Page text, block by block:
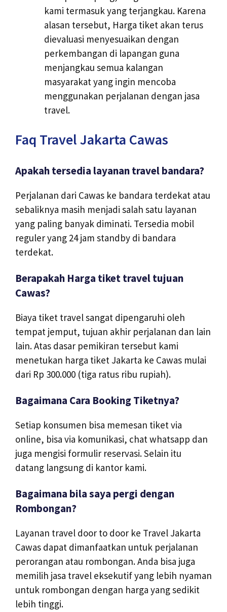
kami termasuk yang terjangkau. Karena
alasan tersebut, Harga tiket akan terus
dievaluasi menyesuaikan dengan
perkembangan di lapangan guna
menjangkau semua kalangan
masyarakat yang ingin mencoba
menggunakan perjalanan dengan jasa
travel.
Faq Travel Jakarta Cawas
Apakah tersedia layanan travel bandara?
Perjalanan dari Cawas ke bandara terdekat atau
sebaliknya masih menjadi salah satu layanan
yang paling banyak diminati. Tersedia mobil
reguler yang 24 jam standby di bandara
terdekat.
Berapakah Harga tiket travel tujuan
Cawas?
Biaya tiket travel sangat dipengaruhi oleh
tempat jemput, tujuan akhir perjalanan dan lain
lain. Atas dasar pemikiran tersebut kami
menetukan harga tiket Jakarta ke Cawas mulai
dari Rp 300.000 (tiga ratus ribu rupiah).
Bagaimana Cara Booking Tiketnya?
Setiap konsumen bisa memesan tiket via
online, bisa via komunikasi, chat whatsapp dan
juga mengisi formulir reservasi. Selain itu
datang langsung di kantor kami.
Bagaimana bila saya pergi dengan
Rombongan?
Layanan travel door to door ke Travel Jakarta
Cawas dapat dimanfaatkan untuk perjalanan
perorangan atau rombongan. Anda bisa juga
memilih jasa travel eksekutif yang lebih nyaman
untuk rombongan dengan harga yang sedikit
lebih tinggi.